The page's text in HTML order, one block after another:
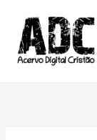
para
conteúdo